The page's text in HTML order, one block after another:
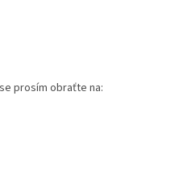
prosím obraťte na: